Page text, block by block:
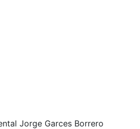
Jorge Garces Borrero